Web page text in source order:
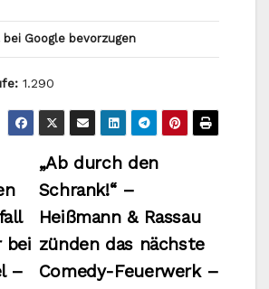
Google bevorzugen
1.290
„Ab durch den
Schrank!“ –
Heißmann & Rassau
zünden das nächste
Comedy-Feuerwerk –
bei
–